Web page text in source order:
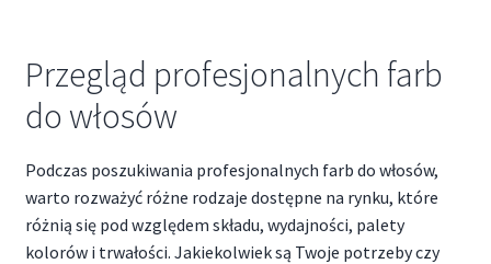
Przegląd profesjonalnych farb
do włosów
Podczas poszukiwania profesjonalnych farb do włosów,
warto rozważyć różne rodzaje dostępne na rynku, które
różnią się pod względem składu, wydajności, palety
kolorów i trwałości. Jakiekolwiek są Twoje potrzeby czy